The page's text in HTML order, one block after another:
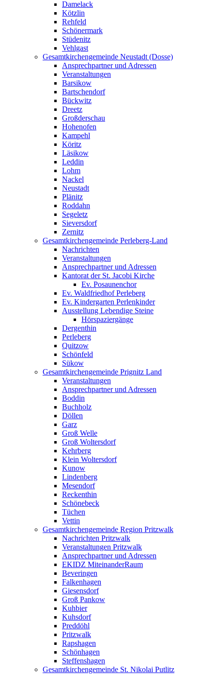
Damelack
Kötzlin
Rehfeld
Schönermark
Stüdenitz
Vehlgast
Gesamtkirchengemeinde Neustadt (Dosse)
Ansprechpartner und Adressen
Veranstaltungen
Barsikow
Bartschendorf
Bückwitz
Dreetz
Großderschau
Hohenofen
Kampehl
Köritz
Läsikow
Leddin
Lohm
Nackel
Neustadt
Plänitz
Roddahn
Segeletz
Sieversdorf
Zernitz
Gesamtkirchengemeinde Perleberg-Land
Nachrichten
Veranstaltungen
Ansprechpartner und Adressen
Kantorat der St. Jacobi Kirche
Ev. Posaunenchor
Ev. Waldfriedhof Perleberg
Ev. Kindergarten Perlenkinder
Ausstellung Lebendige Steine
Hörspaziergänge
Dergenthin
Perleberg
Quitzow
Schönfeld
Sükow
Gesamtkirchengemeinde Prignitz Land
Veranstaltungen
Ansprechpartner und Adressen
Boddin
Buchholz
Döllen
Garz
Groß Welle
Groß Woltersdorf
Kehrberg
Klein Woltersdorf
Kunow
Lindenberg
Mesendorf
Reckenthin
Schönebeck
Tüchen
Vettin
Gesamtkirchengemeinde Region Pritzwalk
Nachrichten Pritzwalk
Veranstaltungen Pritzwalk
Ansprechpartner und Adressen
EKIDZ MiteinanderRaum
Beveringen
Falkenhagen
Giesensdorf
Groß Pankow
Kuhbier
Kuhsdorf
Preddöhl
Pritzwalk
Rapshagen
Schönhagen
Steffenshagen
Gesamtkirchengemeinde St. Nikolai Putlitz